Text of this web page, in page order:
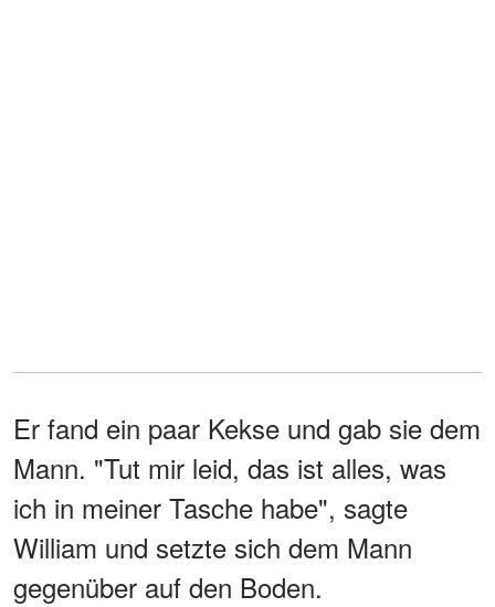
Er fand ein paar Kekse und gab sie dem
Mann. "Tut mir leid, das ist alles, was
ich in meiner Tasche habe", sagte
William und setzte sich dem Mann
gegenüber auf den Boden.